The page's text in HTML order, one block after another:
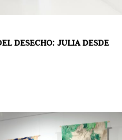
DESECHO: JULIA DESDE